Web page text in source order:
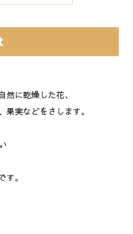
に乾燥した花、
果実などをさします。
。